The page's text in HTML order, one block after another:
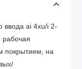
ввода ai 4xu/i 2-
покрытием, на